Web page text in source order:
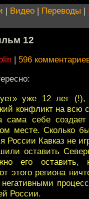
| Видео | Переводы |
12
| 596
уже 12 лет
конфликт на всю
себе создает
месте. Сколько
России Кавказ не
оставить
его
этого региона
России.